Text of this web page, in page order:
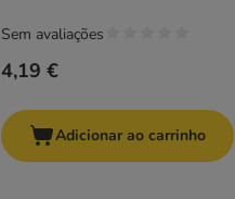
4,19 €
Sem avaliações
Adicionar ao carrinho